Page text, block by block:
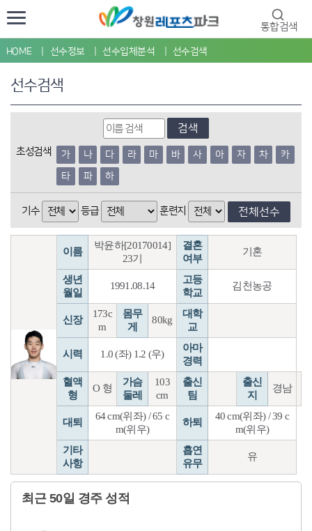
통합검색
HOME 선수정보 선수입체분석 선수검색
선수검색
검색
초성검색 가 나 다 라 마 바 사 아 자 차
카
타
파 하
기수 등급 훈련지 전체선수
이름
박윤하[20170014]
23기
결혼
여부
기혼
생년
월일
1991.08.14
고등
학교
김천농공
신장
173c
m
몸무
게
80kg
대학
교
시력 1.0 (좌) 1.2 (우)
아마
경력
혈액
형
O 형
가슴
둘레
103
cm
출신
팀
출신
지
경남
대퇴
64 cm(위좌) / 65 c
m(위우)
하퇴
40 cm(위좌) / 39 c
m(위우)
기타
사항
흡연
유무
유